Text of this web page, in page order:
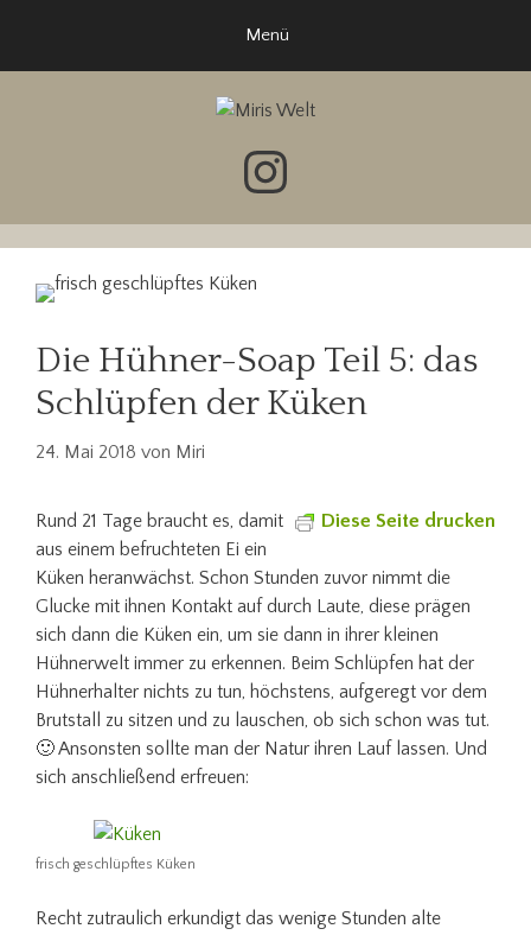
springen
Menü
Instagram
Die Hühner-Soap Teil 5: das
Schlüpfen der Küken
24. Mai 2018 von Miri
Diese Seite drucken
Rund 21 Tage braucht es, damit
aus einem befruchteten Ei ein
Küken heranwächst. Schon Stunden zuvor nimmt die
Glucke mit ihnen Kontakt auf durch Laute, diese prägen
sich dann die Küken ein, um sie dann in ihrer kleinen
Hühnerwelt immer zu erkennen. Beim Schlüpfen hat der
Hühnerhalter nichts zu tun, höchstens, aufgeregt vor dem
Brutstall zu sitzen und zu lauschen, ob sich schon was tut.
🙂 Ansonsten sollte man der Natur ihren Lauf lassen. Und
sich anschließend erfreuen:
frisch geschlüpftes Küken
Recht zutraulich erkundigt das wenige Stunden alte